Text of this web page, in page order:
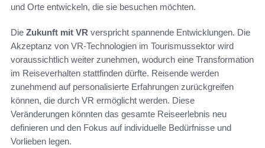
und Orte entwickeln, die sie besuchen möchten.
Die Zukunft mit VR verspricht spannende Entwicklungen. Die
Akzeptanz von VR-Technologien im Tourismussektor wird
voraussichtlich weiter zunehmen, wodurch eine Transformation
im Reiseverhalten stattfinden dürfte. Reisende werden
zunehmend auf personalisierte Erfahrungen zurückgreifen
können, die durch VR ermöglicht werden. Diese
Veränderungen könnten das gesamte Reiseerlebnis neu
definieren und den Fokus auf individuelle Bedürfnisse und
Vorlieben legen.